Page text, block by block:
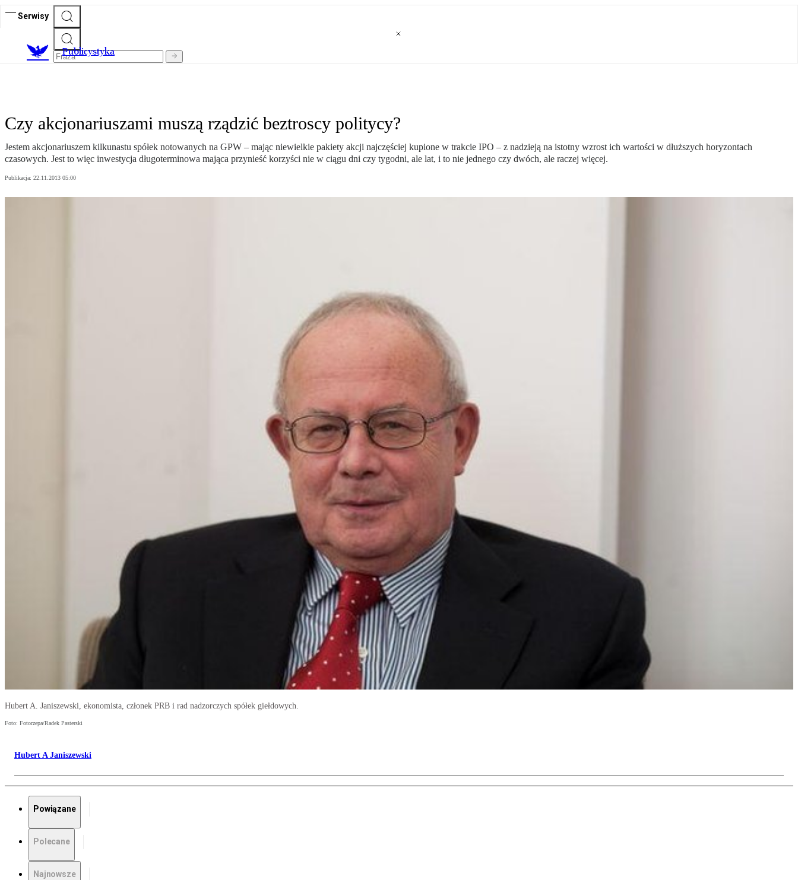
Serwisy
Publicystyka
Czy akcjonariuszami muszą rządzić beztroscy politycy?
Jestem akcjonariuszem kilkunastu spółek notowanych na GPW – mając niewielkie pakiety akcji najczęściej kupione w trakcie IPO – z nadzieją na istotny wzrost ich wartości w dłuższych horyzontach
czasowych. Jest to więc inwestycja długoterminowa mająca przynieść korzyści nie w ciągu dni czy tygodni, ale lat, i to nie jednego czy dwóch, ale raczej więcej.
Publikacja: 22.11.2013 05:00
Hubert A. Janiszewski, ekonomista, członek PRB i rad nadzorczych spółek giełdowych.
Foto: Fotorzepa/Radek Pasterski
Hubert A Janiszewski
Powiązane
Polecane
Najnowsze